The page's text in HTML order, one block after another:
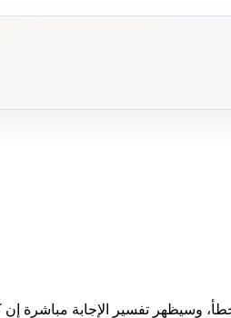
وسيظهر تفسير الإجابة مباشرة إن